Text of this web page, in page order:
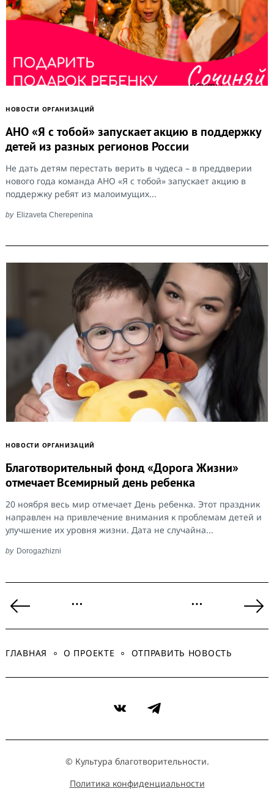
НОВОСТИ ОРГАНИЗАЦИЙ
АНО «Я с тобой» запускает акцию в поддержку
детей из разных регионов России
Не дать детям перестать верить в чудеса – в преддверии
нового года команда АНО «Я с тобой» запускает акцию в
поддержку ребят из малоимущих...
by Elizaveta Cherepenina
НОВОСТИ ОРГАНИЗАЦИЙ
Благотворительный фонд «Дорога Жизни»
отмечает Всемирный день ребенка
20 ноября весь мир отмечает День ребенка. Этот праздник
направлен на привлечение внимания к проблемам детей и
улучшение их уровня жизни. Дата не случайна...
by Dorogazhizni
записей
Previous
Page
… …
ГЛАВНАЯ О ПРОЕКТЕ ОТПРАВИТЬ НОВОСТЬ
VK Telegram
© Культура благотворительности.
Политика конфиденциальности